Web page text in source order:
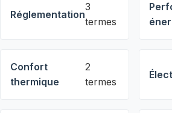
Réglementation
3
termes
Confort
thermique
2
termes